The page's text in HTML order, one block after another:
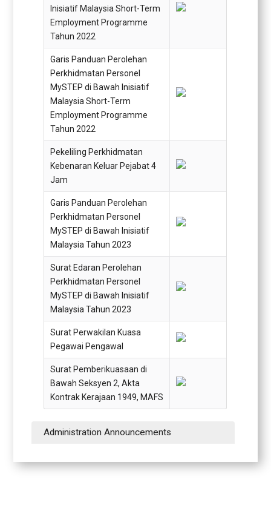
Inisiatif Malaysia Short-Term
Employment Programme
Tahun 2022
Garis Panduan Perolehan
Perkhidmatan Personel
MySTEP di Bawah Inisiatif
Malaysia Short-Term
Employment Programme
Tahun 2022
Pekeliling Perkhidmatan
Kebenaran Keluar Pejabat 4
Jam
Garis Panduan Perolehan
Perkhidmatan Personel
MySTEP di Bawah Inisiatif
Malaysia Tahun 2023
Surat Edaran Perolehan
Perkhidmatan Personel
MySTEP di Bawah Inisiatif
Malaysia Tahun 2023
Surat Perwakilan Kuasa
Pegawai Pengawal
Surat Pemberikuasaan di
Bawah Seksyen 2, Akta
Kontrak Kerajaan 1949, MAFS
Administration Announcements